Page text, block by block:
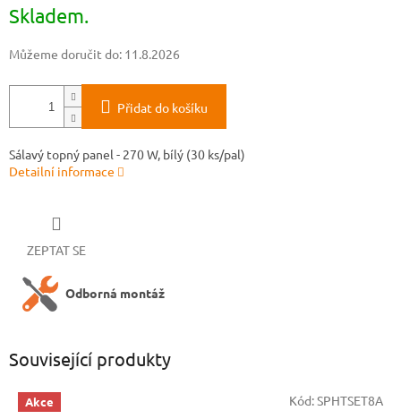
cena:
Skladem.
Můžeme doručit do: 11.8.2026
Přidat do košíku
Sálavý topný panel - 270 W, bílý (30 ks/pal)
Detailní informace
ZEPTAT SE
Odborná montáž
Související produkty
Akce Kód:SPHTSET8A